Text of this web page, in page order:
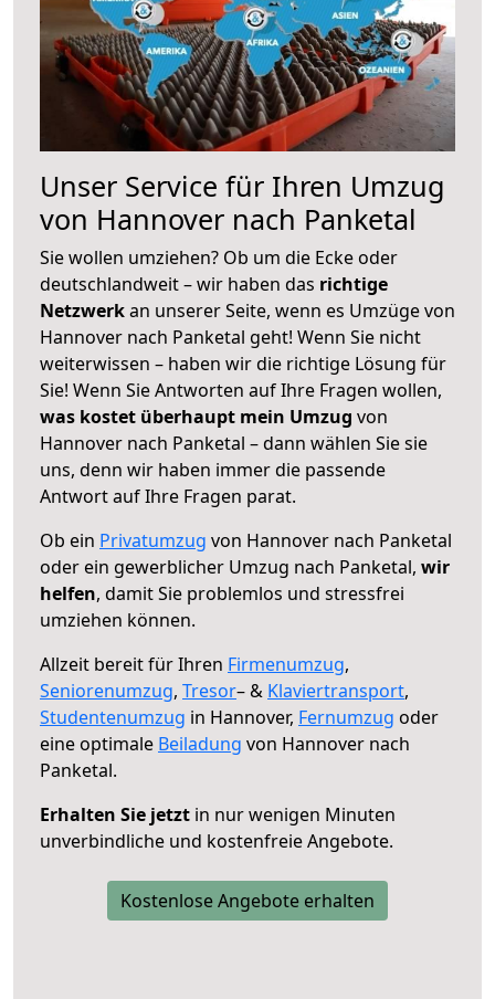
Unser Service für Ihren Umzug
von Hannover nach Panketal
Sie wollen umziehen? Ob um die Ecke oder
deutschlandweit – wir haben das richtige
Netzwerkan unserer Seite, wenn es Umzüge von
Hannover nach Panketal geht! Wenn Sie nicht
weiterwissen – haben wir die richtige Lösung für
Sie! Wenn Sie Antworten auf Ihre Fragen wollen,
was kostet überhaupt mein Umzug von
Hannover nach Panketal – dann wählen Sie sie
uns, denn wir haben immer die passende
Antwort auf Ihre Fragen parat.
Ob ein Privatumzug von Hannover nach Panketal
oder ein gewerblicher Umzug nach Panketal, wir
helfen, damit Sie problemlos und stressfrei
umziehen können.
Allzeit bereit für Ihren Firmenumzug,
Seniorenumzug, Tresor– & Klaviertransport,
Studentenumzug in Hannover, Fernumzug oder
eine optimale Beiladung von Hannover nach
Panketal.
Erhalten Sie jetzt in nur wenigen Minuten
unverbindliche und kostenfreie Angebote.
Kostenlose Angebote erhalten